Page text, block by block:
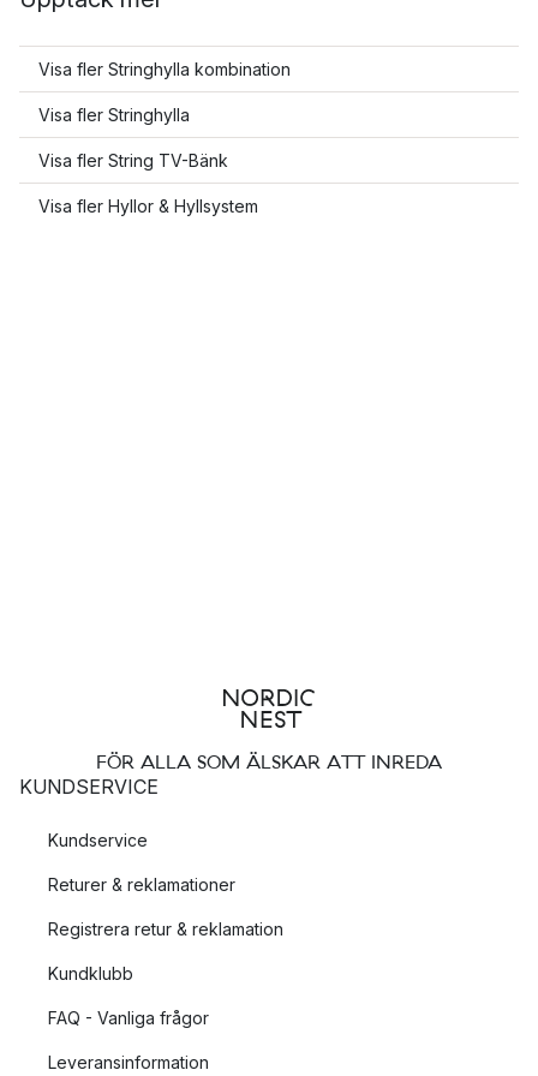
Visa fler Stringhylla kombination
Visa fler Stringhylla
Visa fler String TV-Bänk
Visa fler Hyllor & Hyllsystem
FÖR ALLA SOM ÄLSKAR ATT INREDA
KUNDSERVICE
Kundservice
Returer & reklamationer
Registrera retur & reklamation
Kundklubb
FAQ - Vanliga frågor
Leveransinformation